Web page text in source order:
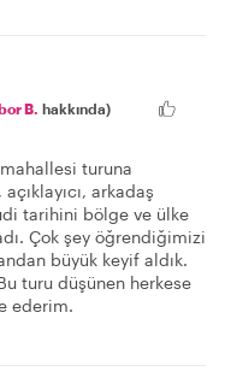
B. hakkında)
turuna
arkadaş
tarihini bölge ve ülke
Çok şey öğrendiğimizi
büyük keyif aldık.
turu düşünen herkese
ederim.